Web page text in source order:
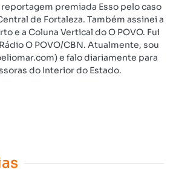
premiada Esso pelo caso
de Fortaleza. Também assinei a
e a Coluna Vertical do O POVO. Fui
O POVO/CBN. Atualmente, sou
e falo diariamente para
do Interior do Estado.